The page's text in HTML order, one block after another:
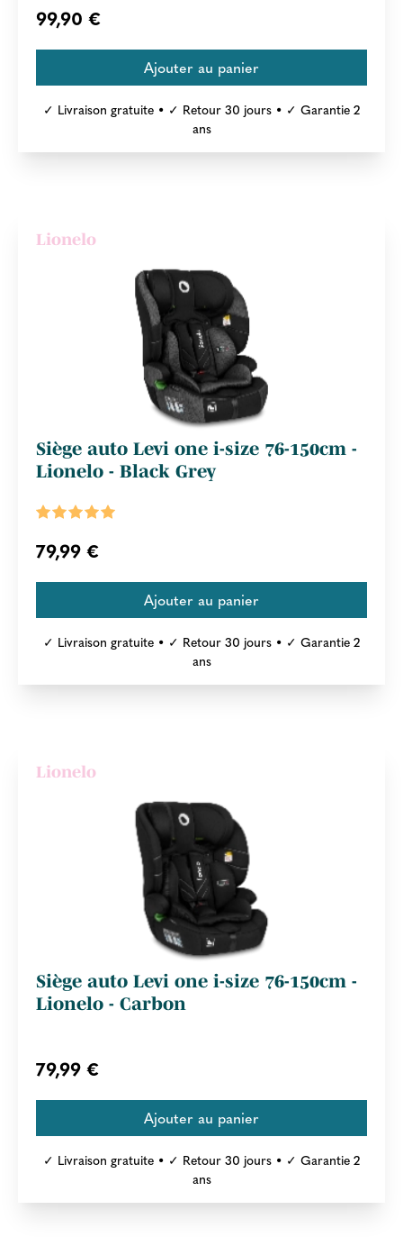
99,90 €
✓ Livraison gratuite • ✓ Retour 30 jours • ✓ Garantie 2
ans
Lionelo
Siège auto Levi one i-size 76-150cm -
Lionelo - Black Grey
79,99 €
✓ Livraison gratuite • ✓ Retour 30 jours • ✓ Garantie 2
ans
Lionelo
Siège auto Levi one i-size 76-150cm -
Lionelo - Carbon
79,99 €
✓ Livraison gratuite • ✓ Retour 30 jours • ✓ Garantie 2
ans